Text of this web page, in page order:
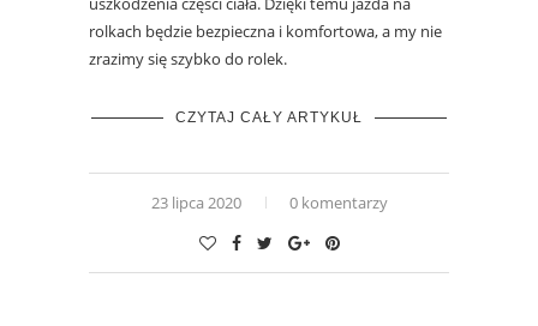
rolkach będzie bezpieczna i komfortowa, a my nie
zrazimy się szybko do rolek.
CZYTAJ CAŁY ARTYKUŁ
23 lipca 2020 0 komentarzy